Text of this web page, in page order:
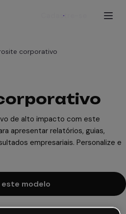
Cadastre-se
corporativo
de alto impacto com este
apresentar relatórios, guias,
empresariais. Personalize e
este modelo